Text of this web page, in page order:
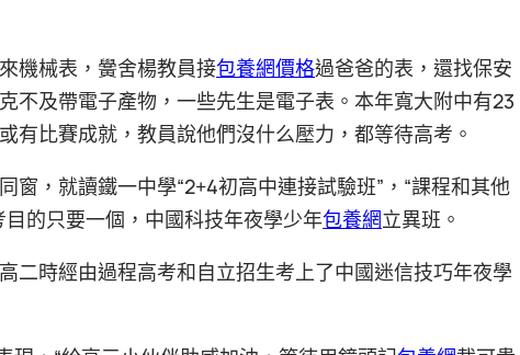
機械表，黌舍楊教員接包養網價格過爸爸的表，還找保安
不及帶電子產物，一些先生是電子表。本年寬大附中有23
有比賽成就，教員說他們沒什么壓力，都等待高考。
，就讀鐵一中學“2+4初高中連接試驗班”，“課程和其他
的只要一個，中國科技年夜學少年包養網立異班。
二時經由過程高考和自立招生考上了中國迷信技巧年夜學